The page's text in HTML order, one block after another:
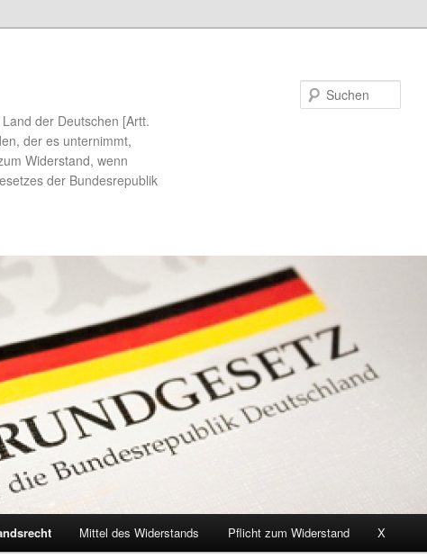
der Deutschen [Artt.
der es unternimmt,
Widerstand, wenn
der Bundesrepublik
Mittel des Widerstands Pflicht zum Widerstand X